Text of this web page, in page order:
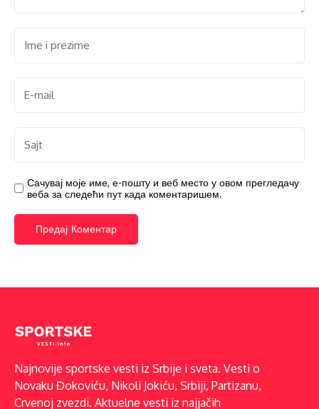
Сачувај моје име, е-пошту и веб место у овом прегледачу
веба за следећи пут када коментаришем.
Najnovije sportske vesti iz Srbije i sveta. Vesti o
Novaku Đokoviću, Nikoli Jokiću, Srbiji, Partizanu,
Crvenoj zvezdi. Aktuelne vesti iz najjačih